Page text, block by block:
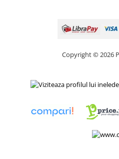
Copyright © 2026